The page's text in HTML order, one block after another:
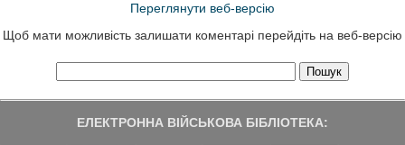
Переглянути веб-версію
Щоб мати можливість залишати коментарі перейдіть на веб-версію
ЕЛЕКТРОННА ВІЙСЬКОВА БІБЛІОТЕКА: